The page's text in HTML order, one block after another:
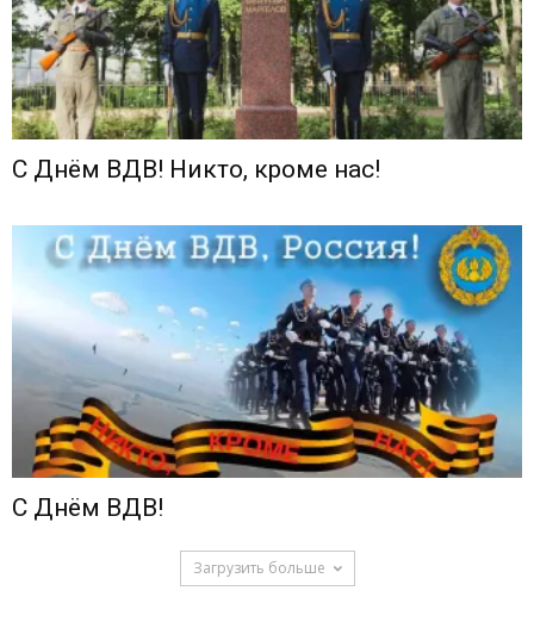
С Днём ВДВ! Никто, кроме нас!
С Днём ВДВ!
Загрузить больше